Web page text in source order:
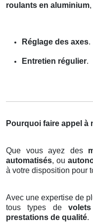
roulants en aluminium
Réglage des axes.
Entretien régulier.
Pourquoi faire appel à
Que vous ayez des
automatisés, ou
à votre disposition pour
Avec une expertise de
tous types de
prestations de qualité.